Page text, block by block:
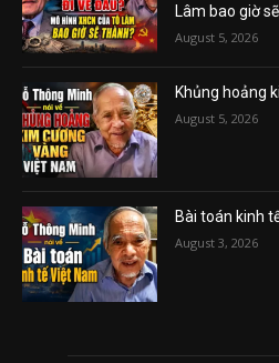
Lâm bao giờ
August 5, 2026
Khủng hoảng
August 5, 2026
Bài toán kinh
August 3, 2026